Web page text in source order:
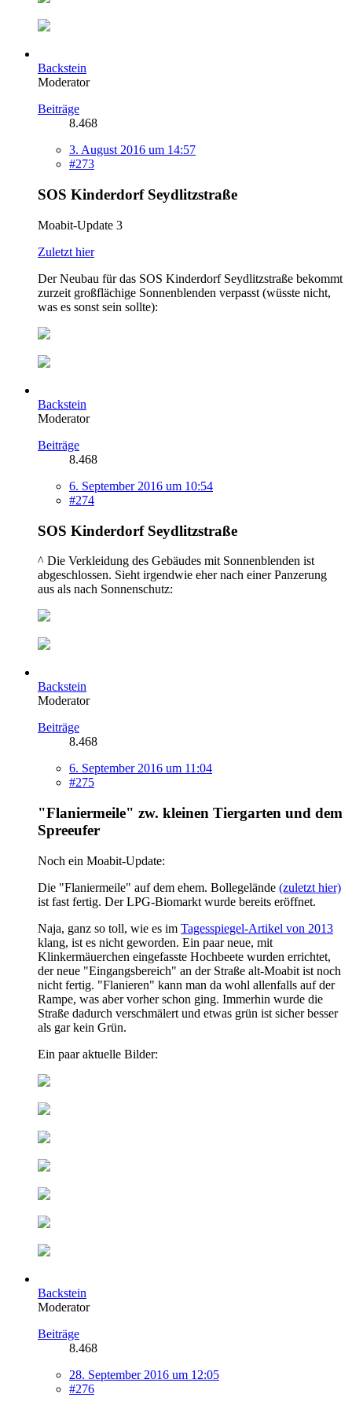
Backstein
Moderator
Beiträge
8.468
3. August 2016 um 14:57
#273
SOS Kinderdorf Seydlitzstraße
Moabit-Update 3
Zuletzt hier
Der Neubau für das SOS Kinderdorf Seydlitzstraße bekommt
zurzeit großflächige Sonnenblenden verpasst (wüsste nicht,
was es sonst sein sollte):
Backstein
Moderator
Beiträge
8.468
6. September 2016 um 10:54
#274
SOS Kinderdorf Seydlitzstraße
^ Die Verkleidung des Gebäudes mit Sonnenblenden ist
abgeschlossen. Sieht irgendwie eher nach einer Panzerung
aus als nach Sonnenschutz:
Backstein
Moderator
Beiträge
8.468
6. September 2016 um 11:04
#275
"Flaniermeile" zw. kleinen Tiergarten und dem
Spreeufer
Noch ein Moabit-Update:
Die "Flaniermeile" auf dem ehem. Bollegelände (zuletzt hier)
ist fast fertig. Der LPG-Biomarkt wurde bereits eröffnet.
Naja, ganz so toll, wie es im Tagesspiegel-Artikel von 2013
klang, ist es nicht geworden. Ein paar neue, mit
Klinkermäuerchen eingefasste Hochbeete wurden errichtet,
der neue "Eingangsbereich" an der Straße alt-Moabit ist noch
nicht fertig. "Flanieren" kann man da wohl allenfalls auf der
Rampe, was aber vorher schon ging. Immerhin wurde die
Straße dadurch verschmälert und etwas grün ist sicher besser
als gar kein Grün.
Ein paar aktuelle Bilder:
Backstein
Moderator
Beiträge
8.468
28. September 2016 um 12:05
#276